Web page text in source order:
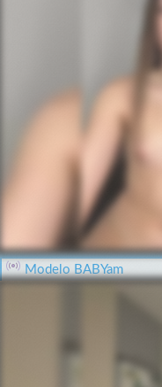
Modelo BABYam